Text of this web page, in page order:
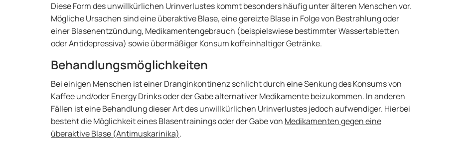
Diese Form des unwillkürlichen Urinverlustes kommt besonders häufig unter älteren Menschen vor.
Mögliche Ursachen sind eine überaktive Blase, eine gereizte Blase in Folge von Bestrahlung oder
einer Blasenentzündung, Medikamentengebrauch (beispielswiese bestimmter Wassertabletten
oder Antidepressiva) sowie übermäßiger Konsum koffeinhaltiger Getränke.
Behandlungsmöglichkeiten
Bei einigen Menschen ist einer Dranginkontinenz schlicht durch eine Senkung des Konsums von
Kaffee und/oder Energy Drinks oder der Gabe alternativer Medikamente beizukommen. In anderen
Fällen ist eine Behandlung dieser Art des unwillkürlichen Urinverlustes jedoch aufwendiger. Hierbei
besteht die Möglichkeit eines Blasentrainings oder der Gabe von Medikamenten gegen eine
überaktive Blase (Antimuskarinika).